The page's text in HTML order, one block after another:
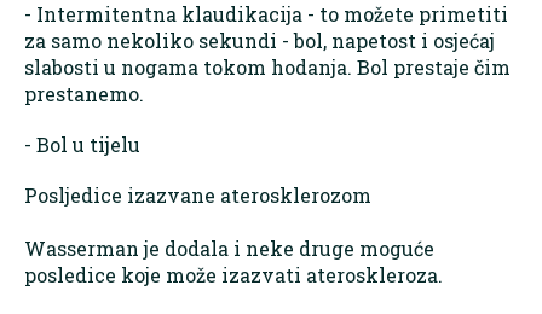
- Intermitentna klaudikacija - to možete primetiti
za samo nekoliko sekundi - bol, napetost i osjećaj
slabosti u nogama tokom hodanja. Bol prestaje čim
prestanemo.
- Bol u tijelu
Posljedice izazvane aterosklerozom
Wasserman je dodala i neke druge moguće
posledice koje može izazvati ateroskleroza.